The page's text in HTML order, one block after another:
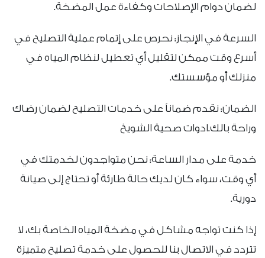
لضمان دوام الإصلاحات وكفاءة عمل المضخة.
السرعة في الإنجاز: نحرص على إتمام عملية التصليح في
أسرع وقت ممكن لتقليل أي تعطيل لنظام المياه في
منزلك أو مؤسستك.
الضمان: نقدم ضماناً على خدمات التصليح لضمان رضاك
وراحة بالك.ادوات صحية الشويخ
خدمة على مدار الساعة: نحن متواجدون لخدمتك في
أي وقت، سواء كان لديك حالة طارئة أو تحتاج إلى صيانة
دورية.
إذا كنت تواجه مشاكل في مضخة المياه الخاصة بك، لا
تتردد في الاتصال بنا للحصول على خدمة تصليح متميزة